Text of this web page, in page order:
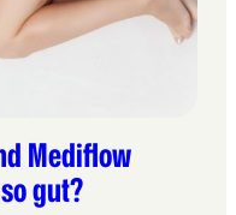
Mediflow
gut?